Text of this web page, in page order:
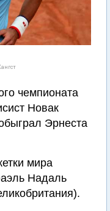
чемпионата
Новак
Эрнеста
мира
Надаль